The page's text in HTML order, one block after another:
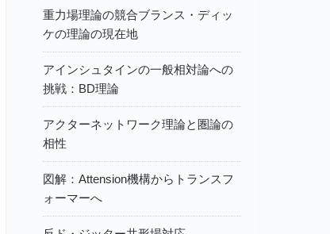
重力場理論の競合ブランス・ディッ
ケの理論の現在地
アインシュタインの一般相対論への
挑戦：BD理論
アクターネットワーク理論と圏論の
相性
図解：Attension機構からトランスフ
ォーマーへ